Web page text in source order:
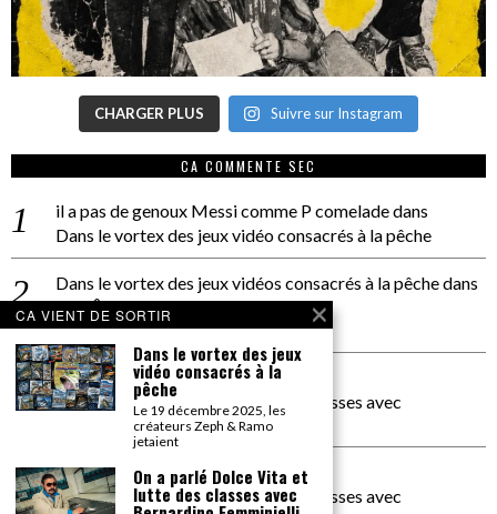
CHARGER PLUS Suivre sur Instagram
CA COMMENTE SEC
il a pas de genoux Messi comme P comeladedans
Dans le vortex des jeux vidéo consacrés à la pêche
Dans le vortex des jeux vidéos consacrés à la pêchedans
PACÔME THIELLEMENT
La séance d’Hip Gnose
La Patrie
dans
On a parlé Dolce Vita et lutte des classes avec
Bernardino Femminielli
carte noire negra à l'o tiededans
On a parlé Dolce Vita et lutte des classes avec
CA VIENT DE SORTIR
Dans le vortex des jeux
vidéo consacrés à la
pêche
Le 19 décembre 2025, les
créateurs Zeph & Ramo
jetaient
On a parlé Dolce Vita et
lutte des classes avec